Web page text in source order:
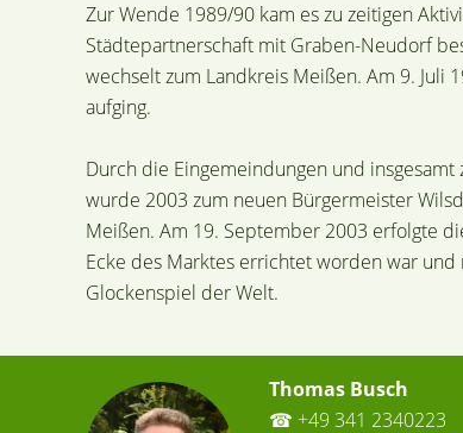
Zur Wende 1989/90 kam es zu zeitigen
Städtepartnerschaft mit Graben-Neudorf
wechselt zum Landkreis Meißen. Am 9. Juli
aufging.
Durch die Eingemeindungen und
wurde 2003 zum neuen Bürgermeister
Meißen. Am 19. September 2003 erfolgte
Ecke des Marktes errichtet worden war und
Glockenspiel der Welt.
Thomas Busch
☎ +49 341 2340223